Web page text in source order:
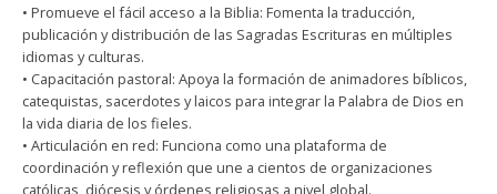
• Promueve el fácil acceso a la Biblia: Fomenta la traducción,
publicación y distribución de las Sagradas Escrituras en múltiples
idiomas y culturas.
• Capacitación pastoral: Apoya la formación de animadores bíblicos,
catequistas, sacerdotes y laicos para integrar la Palabra de Dios en
la vida diaria de los fieles.
• Articulación en red: Funciona como una plataforma de
coordinación y reflexión que une a cientos de organizaciones
católicas, diócesis y órdenes religiosas a nivel global.